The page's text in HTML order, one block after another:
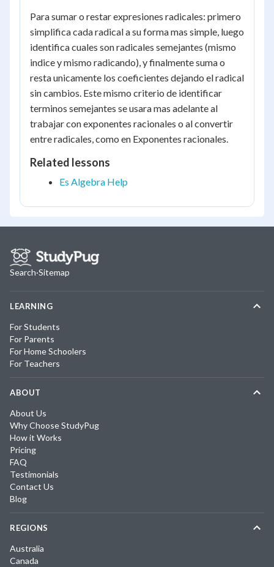
=
6\sqrt{2}
Para sumar o restar expresiones radicales: primero
simplifica cada radical a su forma mas simple, luego
identifica cuales son radicales semejantes (mismo
indice y mismo radicando), y finalmente suma o
resta unicamente los coeficientes dejando el radical
sin cambios. Este mismo criterio de identificar
terminos semejantes se usara mas adelante al
trabajar con exponentes racionales o al convertir
entre radicales, como en Exponentes racionales.
Related lessons
Es Algebra Help
Search·Sitemap
LEARNING
For Students
For Parents
For Home Schoolers
For Teachers
ABOUT
About Us
Why Choose StudyPug
How it Works
Pricing
FAQ
Testimonials
Contact Us
Blog
REGIONS
Australia
Canada